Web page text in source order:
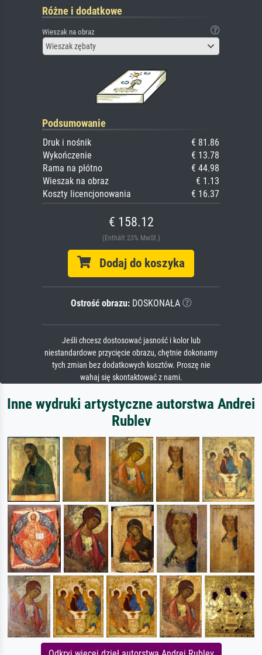
Różne i dodatkowe
Wieszak na obraz
Wieszak zębaty
Podsumowanie
Druk i nośnik
€ 81.86
Wykończenie
€ 13.78
Rama na płótno
€ 44.98
Wieszak na obraz
€ 1.13
Koszty licencjonowania
€ 16.37
€ 158.12
(Enthält 23% MwSt.)
Dodaj do koszyka
Ostrość obrazu:DOSKONAŁA
Jeśli chcesz dostosować jasność i kolor lub
niestandardowe przycięcie obrazu, chętnie dokonamy
tych zmian bez dodatkowych kosztów. Proszę nie
wahaj się skontaktować z nami.
Inne wydruki artystyczne autorstwa Andrei
Rublev